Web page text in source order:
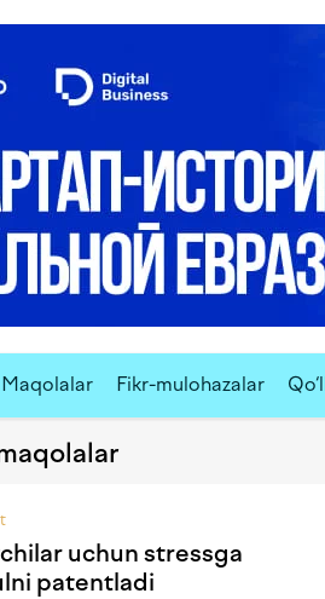
Maqolalar Fikr-mulohazalar
uchun stressga
patentladi